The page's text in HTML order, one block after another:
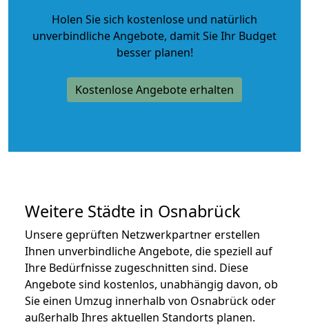
Holen Sie sich kostenlose und natürlich
unverbindliche Angebote, damit Sie Ihr Budget
besser planen!
Kostenlose Angebote erhalten
Weitere Städte in Osnabrück
Unsere geprüften Netzwerkpartner erstellen
Ihnen unverbindliche Angebote, die speziell auf
Ihre Bedürfnisse zugeschnitten sind. Diese
Angebote sind kostenlos, unabhängig davon, ob
Sie einen Umzug innerhalb von Osnabrück oder
außerhalb Ihres aktuellen Standorts planen.